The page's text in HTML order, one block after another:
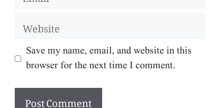
Save my name, email, and website in this
browser for the next time I comment.